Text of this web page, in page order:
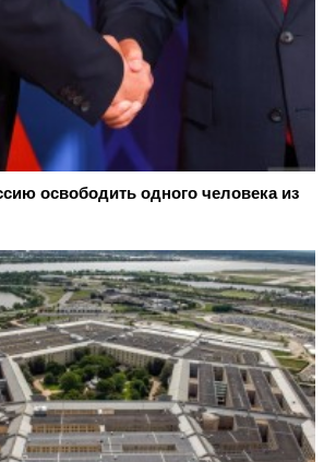
освободить одного человека из